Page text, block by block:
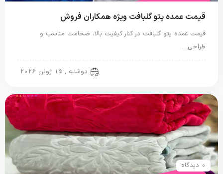
قیمت عمده پتو گلبافت ویژه همکاران فروش
قیمت عمده پتو گلبافت در کنار کیفیت بالا، ضخامت مناسب و
طراحی…
دوشنبه , 15 ژوئن 2026
0 دیدگاه